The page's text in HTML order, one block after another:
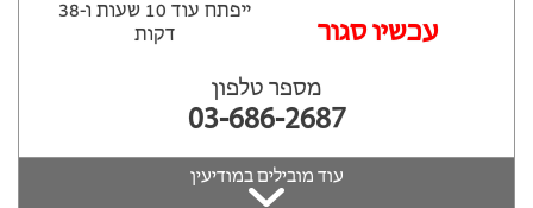
עכשיו סגור
ייפתח עוד 10 שעות ‫ו-38
דקות
מספר טלפון
03-686-2687
עוד מובילים במודיעין